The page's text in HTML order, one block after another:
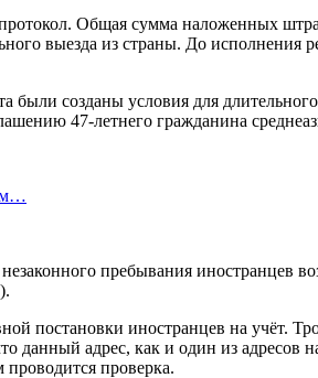
Общая сумма наложенных
выезда из страны. До
были созданы условия для
47-летнего гражданина
пребывания иностранцев
постановки иностранцев на учёт.
данный адрес, как и один из адресов
проверка.